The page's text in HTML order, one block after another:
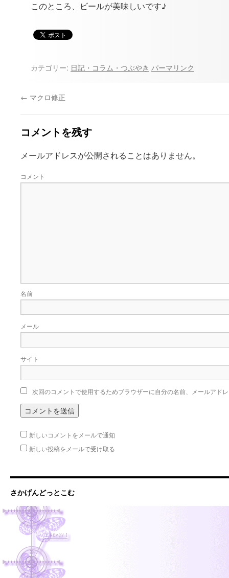
このところ、ビールが美味しいです♪
カテゴリー: 日記・コラム・つぶやき パーマリンク
← マクロ修正
コメントを残す
メールアドレスが公開されることはありません。
コメント
名前
メール
サイト
次回のコメントで使用するためブラウザーに自分の名前、メールアド
新しいコメントをメールで通知
新しい投稿をメールで受け取る
さかげんどっとこむ